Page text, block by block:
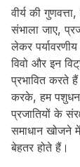
वीर्य की
संभाला जाए,
लेकर
विवो और इन
प्रभावित करते
करके, हम पशुधन
प्रजातियों के
समाधान खोजने
बेहतर होते हैं।